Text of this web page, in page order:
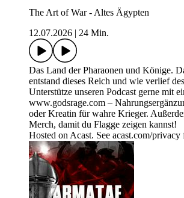
The Art of War - Altes Ägypten
12.07.2026
24 Min.
Das Land der Pharaonen und Könige.
entstand dieses Reich und wie verlief
Unterstütze unseren Podcast gerne mit
www.godsrage.com –
oder Kreatin für wahre Krieger.
Merch, damit du Flagge zeigen kannst!
Hosted on Acast. See acast.com/